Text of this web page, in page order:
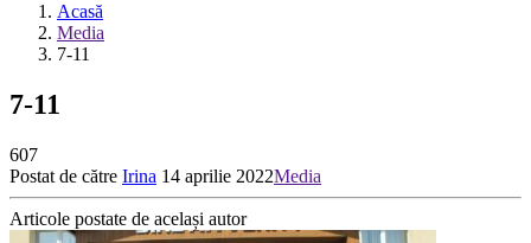
Acasă
Media
7-11
7-11
607
Postat de către Irina 14 aprilie 2022Media
Articole postate de același autor